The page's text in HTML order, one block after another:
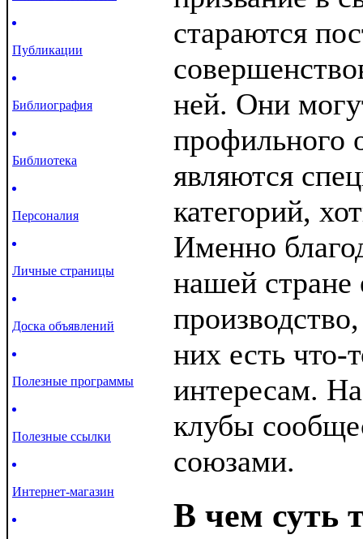
Публикации
Библиография
Библиотека
Персоналия
Личные страницы
Доска объявлений
Полезные программы
Полезные ссылки
Интернет-магазин
стараются
ней. Они
профильного
являются
категорий,
Именно
нашей стране
них есть что-
интересам.
клубы
союзами.
В чем суть